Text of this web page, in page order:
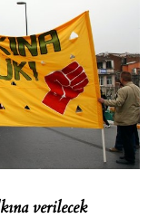
verilecek